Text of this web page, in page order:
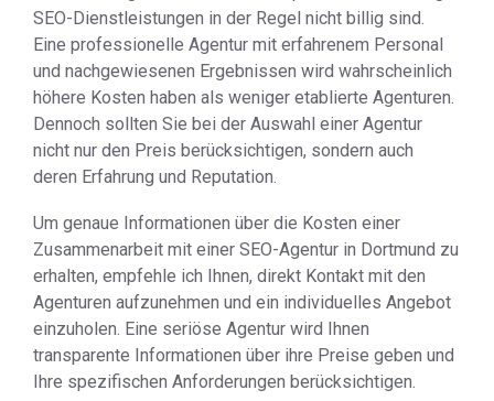
SEO-Dienstleistungen in der Regel nicht billig sind.
Eine professionelle Agentur mit erfahrenem Personal
und nachgewiesenen Ergebnissen wird wahrscheinlich
höhere Kosten haben als weniger etablierte Agenturen.
Dennoch sollten Sie bei der Auswahl einer Agentur
nicht nur den Preis berücksichtigen, sondern auch
deren Erfahrung und Reputation.
Um genaue Informationen über die Kosten einer
Zusammenarbeit mit einer SEO-Agentur in Dortmund zu
erhalten, empfehle ich Ihnen, direkt Kontakt mit den
Agenturen aufzunehmen und ein individuelles Angebot
einzuholen. Eine seriöse Agentur wird Ihnen
transparente Informationen über ihre Preise geben und
Ihre spezifischen Anforderungen berücksichtigen.